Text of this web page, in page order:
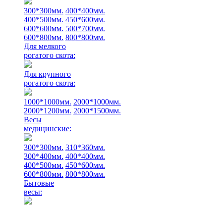
300*300мм. 400*400мм.
400*500мм. 450*600мм.
600*600мм. 500*700мм.
600*800мм. 800*800мм.
Для мелкого
рогатого скота:
Для крупного
рогатого скота:
1000*1000мм. 2000*1000мм.
2000*1200мм. 2000*1500мм.
Весы
медицинские:
300*300мм. 310*360мм.
300*400мм. 400*400мм.
400*500мм. 450*600мм.
600*800мм. 800*800мм.
Бытовые
весы: